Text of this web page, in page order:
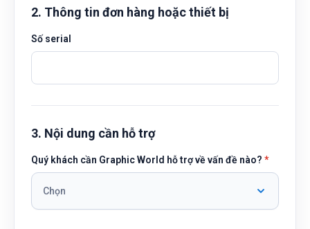
2. Thông tin đơn hàng hoặc thiết bị
Số serial
3. Nội dung cần hỗ trợ
Quý khách cần Graphic World hỗ trợ về vấn đề nào? *
Chọn